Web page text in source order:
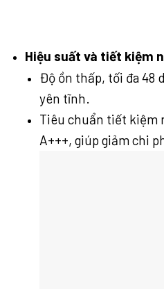
Hiệu suất và tiết kiệm
Độ ồn thấp, tối đa 48
yên tĩnh.
Tiêu chuẩn tiết kiệm
A+++, giúp giảm chi